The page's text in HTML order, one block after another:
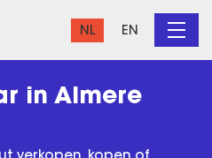
NL EN
in Almere